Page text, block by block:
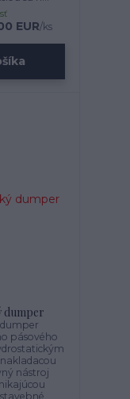
EUR/ks
dumper
dumper
pásového
nástroj